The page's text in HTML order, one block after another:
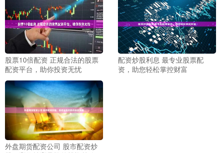
股票10倍配资 正规合法的股票
配资平台，助你投资无忧
配资炒股利息 最专业股票配
资，助您轻松掌控财富
外盘期货配资公司 股市配资炒